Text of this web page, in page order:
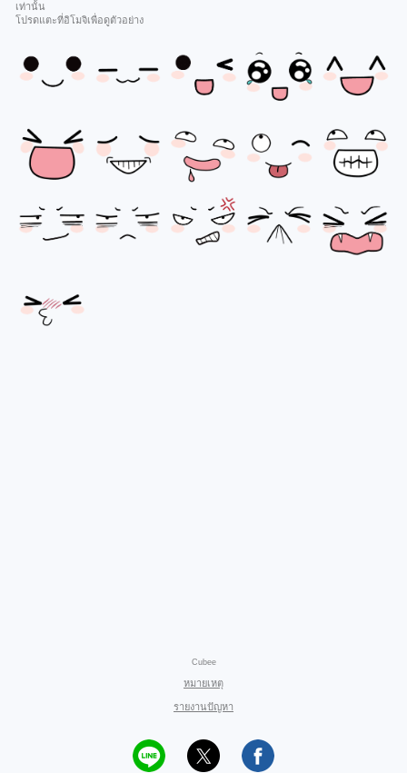
เท่านั้น
โปรดแตะที่อิโมจิเพื่อดูตัวอย่าง
Cubee
หมายเหตุ
รายงานปัญหา